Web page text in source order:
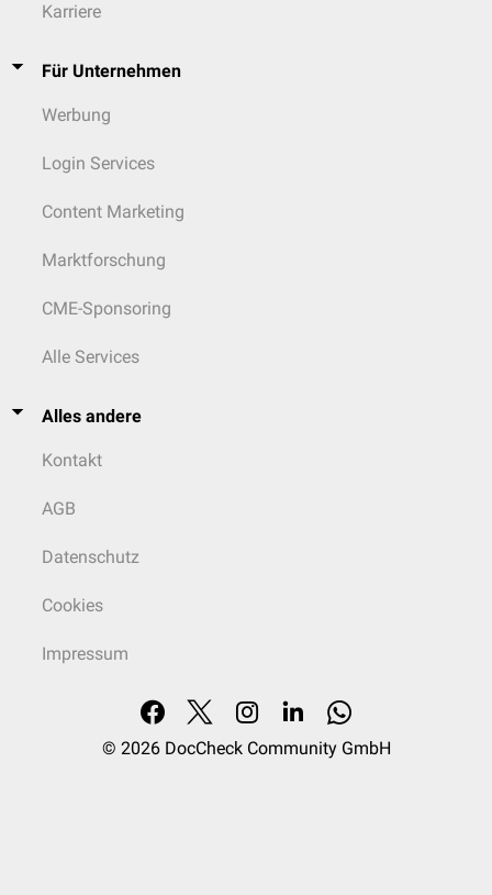
Karriere
Für Unternehmen
Werbung
Login Services
Content Marketing
Marktforschung
CME-Sponsoring
Alle Services
Alles andere
Kontakt
AGB
Datenschutz
Cookies
Impressum
© 2026 DocCheck Community GmbH